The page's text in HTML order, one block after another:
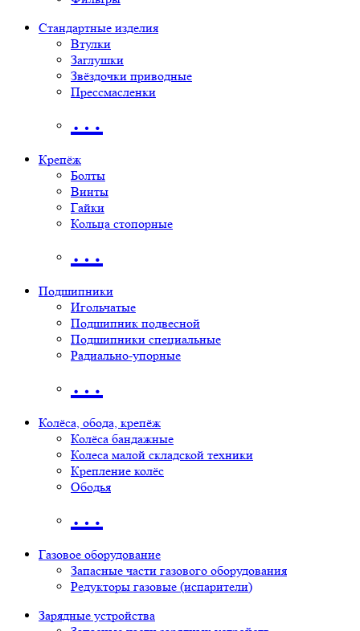
Стандартные изделия
Втулки
Заглушки
Звёздочки приводные
Прессмасленки
…
Крепёж
Болты
Винты
Гайки
Кольца стопорные
…
Подшипники
Игольчатые
Подшипник подвесной
Подшипники специальные
Радиально-упорные
…
Колёса, обода, крепёж
Колёса бандажные
Колеса малой складской техники
Крепление колёс
Ободья
…
Газовое оборудование
Запасные части газового оборудования
Редукторы газовые (испарители)
Зарядные устройства